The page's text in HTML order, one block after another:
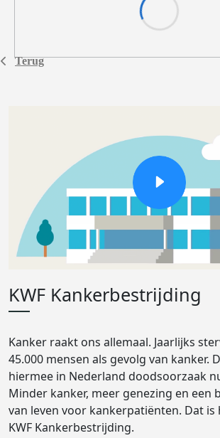
Terug
KWF Kankerbestrijding
Kanker raakt ons allemaal. Jaarlijks
45.000 mensen als gevolg van kanker.
hiermee in Nederland doodsoorzaak
Minder kanker, meer genezing en een
van leven voor kankerpatiënten. Dat is
KWF Kankerbestrijding.